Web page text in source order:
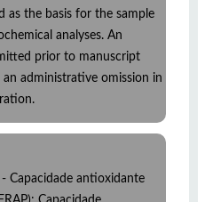
as the basis for the sample
analyses. An
prior to manuscript
administrative omission in
Capacidade antioxidante